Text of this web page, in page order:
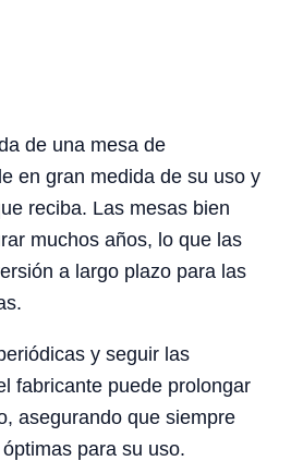
de una mesa de
en gran medida de su uso y
reciba. Las mesas bien
muchos años, lo que las
a largo plazo para las
y seguir las
fabricante puede prolongar
asegurando que siempre
para su uso.